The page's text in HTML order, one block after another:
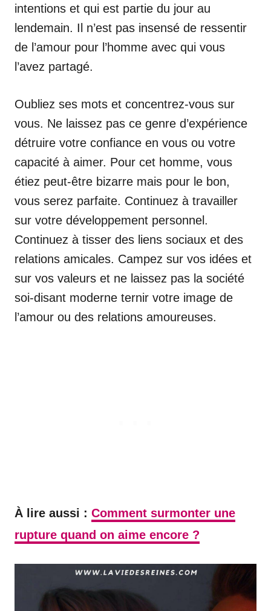
intentions et qui est partie du jour au
lendemain. Il n’est pas insensé de ressentir
de l’amour pour l’homme avec qui vous
l’avez partagé.
Oubliez ses mots et concentrez-vous sur
vous. Ne laissez pas ce genre d’expérience
détruire votre confiance en vous ou votre
capacité à aimer. Pour cet homme, vous
étiez peut-être bizarre mais pour le bon,
vous serez parfaite. Continuez à travailler
sur votre développement personnel.
Continuez à tisser des liens sociaux et des
relations amicales. Campez sur vos idées et
sur vos valeurs et ne laissez pas la société
soi-disant moderne ternir votre image de
l’amour ou des relations amoureuses.
À lire aussi : Comment surmonter une
rupture quand on aime encore ?